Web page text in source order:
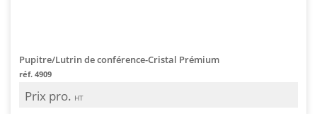
Pupitre/Lutrin de conférence-Cristal Prémium
réf. 4909
Prix pro. HT